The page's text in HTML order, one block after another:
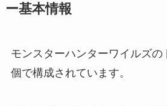
ー基本情報
モンスターハンターワイルズの
個で構成されています。